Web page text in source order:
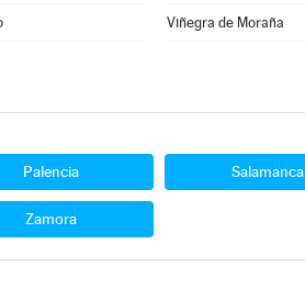
Viñegra de Moraña
Palencia Salamanca
Zamora